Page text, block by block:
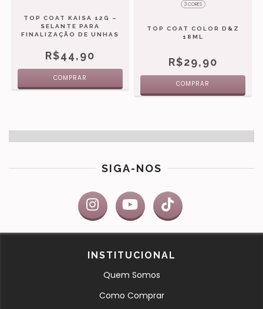
TOP COAT KAISA 12G –
SELANTE PARA
FINALIZAÇÃO DE UNHAS
R$44,90
3 CORES
TOP COAT COLOR D&Z
18ML
R$29,90
COMPRAR
SIGA-NOS
INSTITUCIONAL
Quem Somos
Como Comprar